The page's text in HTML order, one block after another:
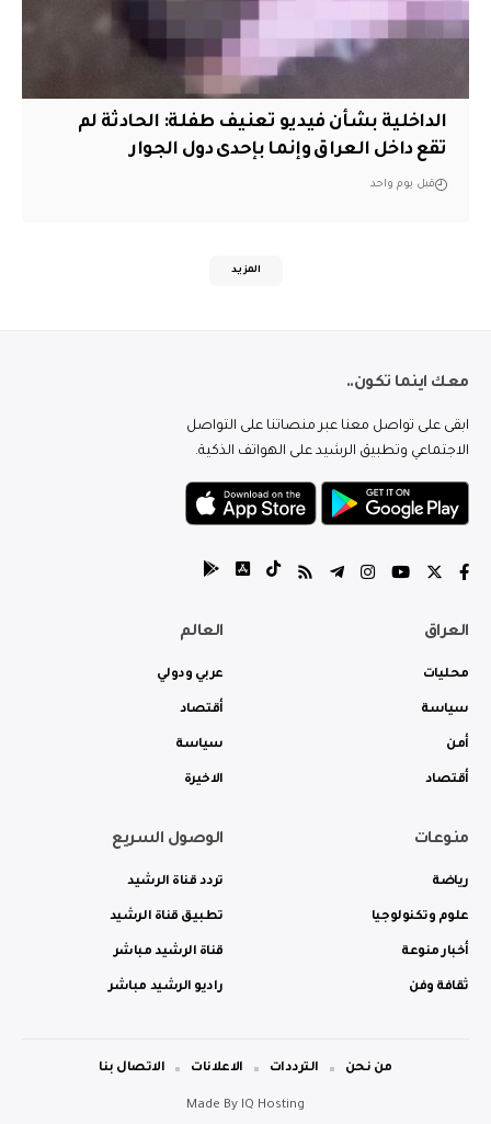
الداخلية بشأن فيديو تعنيف طفلة: الحادثة لم
تقع داخل العراق وإنما بإحدى دول الجوار
قبل يوم واحد
المزيد
معك اينما تكون..
ابقى على تواصل معنا عبر منصاتنا على التواصل
الاجتماعي وتطبيق الرشيد على الهواتف الذكية.
العراق
محليات
سياسة
أمن
أقتصاد
العالم
عربي ودولي
أقتصاد
سياسة
الاخيرة
منوعات
رياضة
علوم وتكنولوجيا
أخبار منوعة
ثقافة وفن
الوصول السريع
تردد قناة الرشيد
تطبيق قناة الرشيد
قناة الرشيد مباشر
راديو الرشيد مباشر
Made By IQ Hosting
من نحن الترددات الاعلانات الاتصال بنا